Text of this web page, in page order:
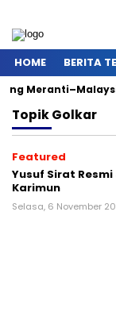
HOME BERITA
dari
TopikGolkar
Featured
Yusuf Sirat
Karimun
Selasa, 6 November